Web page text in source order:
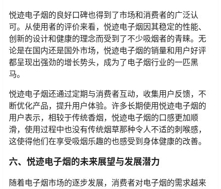
悦迹电子烟的良好口碑也得到了市场和消费者的广泛认
可。从使用者的评价来看，悦迹电子烟因其稳定的性能、
创新的设计和健康的理念而受到了不少吸烟者的青睐。无
论是在国内还是国外市场，悦迹电子烟的销量和用户好评
都呈现出强劲的增长势头，成为了电子烟行业的一匹黑
马。
悦迹电子烟还通过定期与消费者互动，收集用户反馈，不
断优化产品，提升用户体验。许多长期使用悦迹电子烟的
用户表示，相较于传统香烟，悦迹电子烟的口感更加顺
滑，使用过程中也没有传统烟草那种令人不适的刺喉感，
这使得他们在享受吸烟乐趣的也感受到身体健康的改善。
六、悦迹电子烟的未来展望与发展潜力
随着电子烟市场的逐步发展，消费者对电子烟的需求越来